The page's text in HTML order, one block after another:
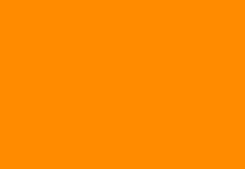
À la clôture de l’enveloppe fiscale du PEA, le
Il est également possible de transférer un